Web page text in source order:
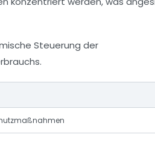
Steuerung der